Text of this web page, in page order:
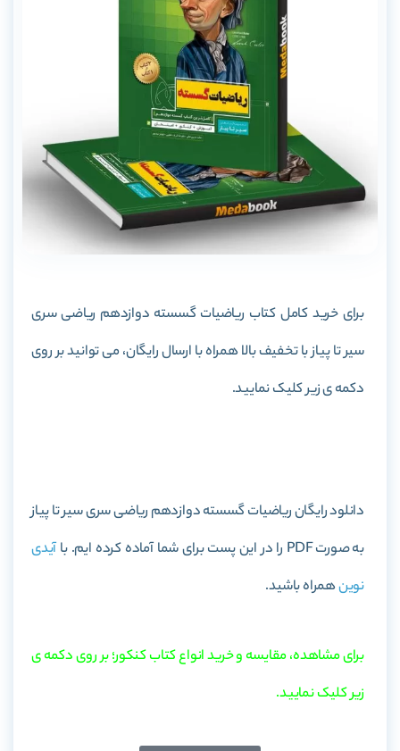
برای خرید کامل کتاب ریاضیات گسسته دوازدهم ریاضی سری
سیر تا پیاز با تخفیف بالا همراه با ارسال رایگان، می توانید بر روی
دکمه ی زیر کلیک نمایید.
دانلود رایگان ریاضیات گسسته دوازدهم ریاضی سری سیر تا پیاز
به صورت PDF را در این پست برای شما آماده کرده ایم. با
آیدی
نوینهمراه باشید.
برای مشاهده، مقایسه و خرید انواع کتاب کنکور؛ بر روی دکمه ی
زیر کلیک نمایید.